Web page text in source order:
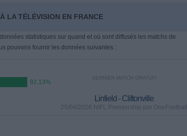
LA TÉLÉVISION EN FRANCE
statistiques sur quand et où sont diffusés les matchs de
pouvons fournir les données suivantes :
92,13%
DERNIER MATCH GRATUIT
Linfield - Cliftonville
25/04/2026 NIFL Premiership por OneFootball